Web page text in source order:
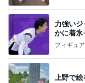
力強い
かに着氷
なす
フィギュ
上野で